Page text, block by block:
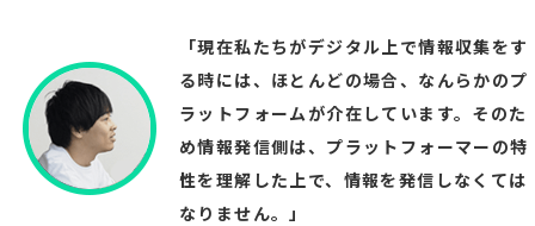
「現在私たちがデジタル上で情報収集をす
る時には、ほとんどの場合、なんらかのプ
ラットフォームが介在しています。そのた
め情報発信側は、プラットフォーマーの特
性を理解した上で、情報を発信しなくては
なりません。」